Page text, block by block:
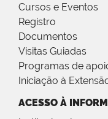
Cursos e Eventos
Registro
Documentos
Visitas Guiadas
Programas de
Iniciação à
ACESSO À